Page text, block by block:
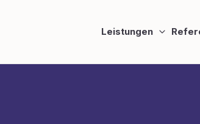
Leistungen